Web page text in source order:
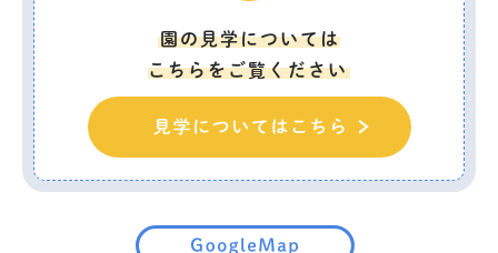
園の見学については
こちらをご覧ください